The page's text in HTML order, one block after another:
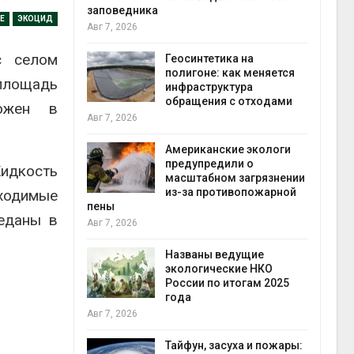
ЭКОЦИД
селом
в
в
Волги и
почти в
в
на фоне
пожаров
заповедника
Авг 7, 2026
Геосинтетика на
полигоне: как меняется
инфраструктура
обращения с отходами
Авг 7, 2026
Американские экологи
предупредили о
масштабном загрязнении
из-за противопожарной
пены
Авг 7, 2026
Названы ведущие
экологические НКО
России по итогам 2025
года
Авг 7, 2026
Тайфун, засуха и пожары: